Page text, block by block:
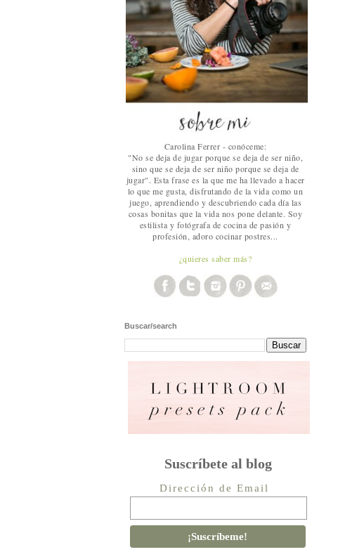
Carolina Ferrer - conóceme:
"No se deja de jugar porque se deja de ser niño,
sino que se deja de ser niño porque se deja de
jugar". Esta frase es la que me ha llevado a hacer
lo que me gusta, disfrutando de la vida como un
juego, aprendiendo y descubriendo cada día las
cosas bonitas que la vida nos pone delante. Soy
estilista y fotógrafa de cocina de pasión y
profesión, adoro cocinar postres...
¿quieres saber más?
Buscar/search
Suscríbete al blog
Dirección de Email